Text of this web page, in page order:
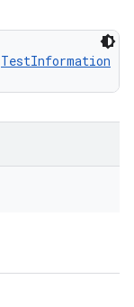
TestInformation